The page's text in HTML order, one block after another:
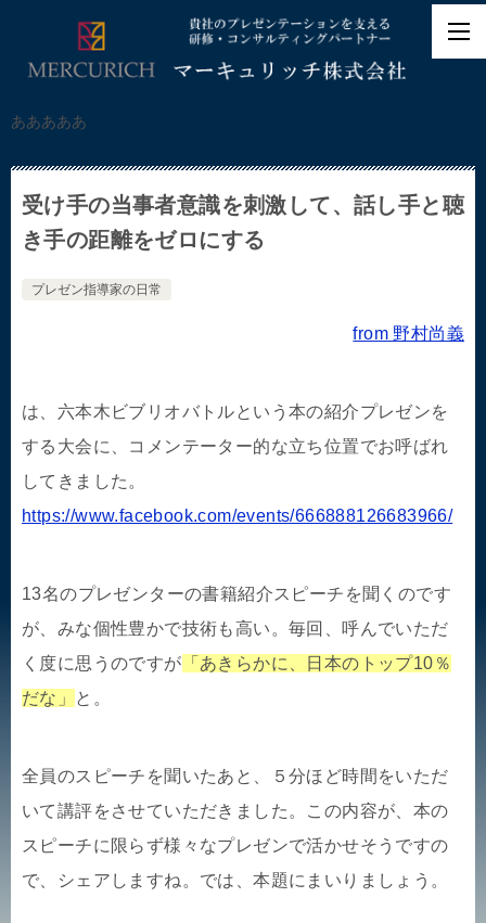
あああああ
受け手の当事者意識を刺激して、話し手と聴
き手の距離をゼロにする
プレゼン指導家の日常
from 野村尚義
は、六本木ビブリオバトルという本の紹介プレゼンを
する大会に、コメンテーター的な立ち位置でお呼ばれ
してきました。
https://www.facebook.com/events/666888126683966/
13名のプレゼンターの書籍紹介スピーチを聞くのです
が、みな個性豊かで技術も高い。毎回、呼んでいただ
く度に思うのですが 「あきらかに、日本のトップ10％
だな」
と。
全員のスピーチを聞いたあと、５分ほど時間をいただ
いて講評をさせていただきました。この内容が、本の
スピーチに限らず様々なプレゼンで活かせそうですの
で、シェアしますね。では、本題にまいりましょう。